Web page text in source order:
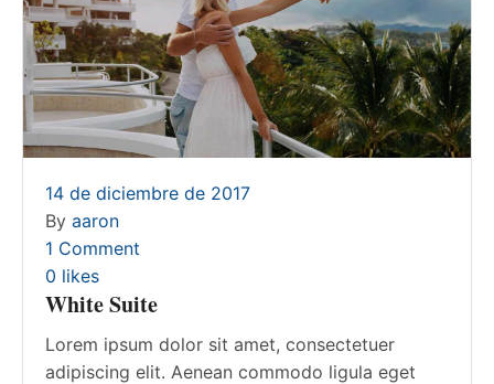
14 de diciembre de 2017
By aaron
1 Comment
0 likes
White Suite
Lorem ipsum dolor sit amet, consectetuer
adipiscing elit. Aenean commodo ligula eget